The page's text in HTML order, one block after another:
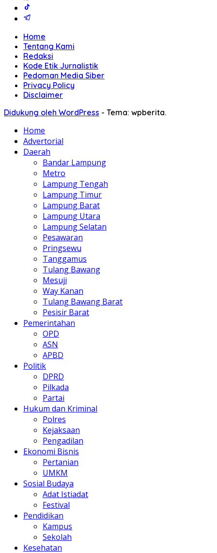
Home
Tentang Kami
Redaksi
Kode Etik Jurnalistik
Pedoman Media Siber
Privacy Policy
Disclaimer
Didukung oleh WordPress - Tema: wpberita.
Home
Advertorial
Daerah
Bandar Lampung
Metro
Lampung Tengah
Lampung Timur
Lampung Barat
Lampung Utara
Lampung Selatan
Pesawaran
Pringsewu
Tanggamus
Tulang Bawang
Mesuji
Way Kanan
Tulang Bawang Barat
Pesisir Barat
Pemerintahan
OPD
ASN
APBD
Politik
DPRD
Pilkada
Partai
Hukum dan Kriminal
Polres
Kejaksaan
Pengadilan
Ekonomi Bisnis
Pertanian
UMKM
Sosial Budaya
Adat Istiadat
Festival
Pendidikan
Kampus
Sekolah
Kesehatan